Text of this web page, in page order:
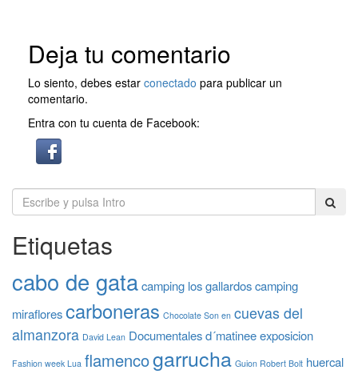
Deja tu comentario
Lo siento, debes estar conectado para publicar un
comentario.
Entra con tu cuenta de Facebook:
Etiquetas
cabo de gatacamping los gallardoscamping
miraflorescarboneras Chocolate Son en cuevas del
almanzora David Lean Documentalesd´matineeexposicion
Fashion week Lua flamencogarrucha Guion Robert Bolt huercal